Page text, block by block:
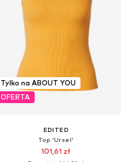
Tylko na ABOUT YOU
OFERTA
EDITED
Top 'Ursel'
101,61 zł